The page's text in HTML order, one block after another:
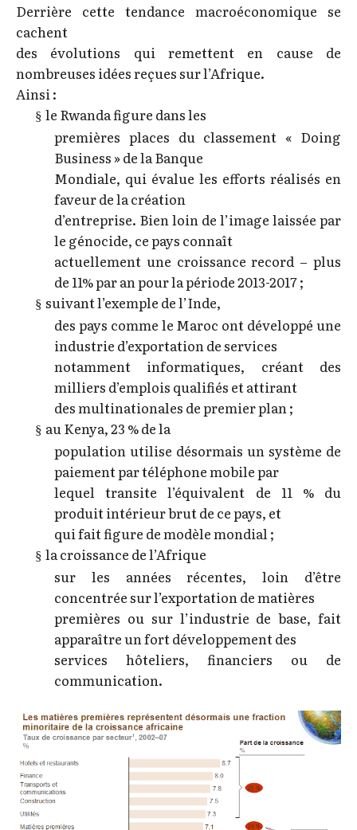
Derrière cette tendance macroéconomique se
cachent
des évolutions qui remettent en cause de
nombreuses idées reçues sur l’Afrique.
Ainsi :
§ le Rwanda figure dans les
premières places du classement « Doing
Business » de la Banque
Mondiale, qui évalue les efforts réalisés en
faveur de la création
d’entreprise. Bien loin de l’image laissée par
le génocide, ce pays connaît
actuellement une croissance record – plus
de 11% par an pour la période 2013-2017 ;
§ suivant l’exemple de l’Inde,
des pays comme le Maroc ont développé une
industrie d’exportation de services
notamment informatiques, créant des
milliers d’emplois qualifiés et attirant
des multinationales de premier plan ;
§ au Kenya, 23 % de la
population utilise désormais un système de
paiement par téléphone mobile par
lequel transite l’équivalent de 11 % du
produit intérieur brut de ce pays, et
qui fait figure de modèle mondial ;
§ la croissance de l’Afrique
sur les années récentes, loin d’être
concentrée sur l’exportation de matières
premières ou sur l’industrie de base, fait
apparaître un fort développement des
services hôteliers, financiers ou de
communication.